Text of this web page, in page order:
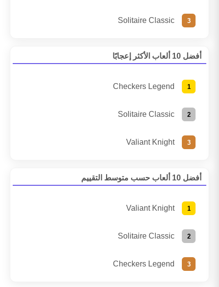
Solitaire Classic
أفضل 10 ألعاب الأكثر إعجابًا
Checkers Legend
Solitaire Classic
Valiant Knight
أفضل 10 ألعاب حسب متوسط التقييم
Valiant Knight
Solitaire Classic
Checkers Legend